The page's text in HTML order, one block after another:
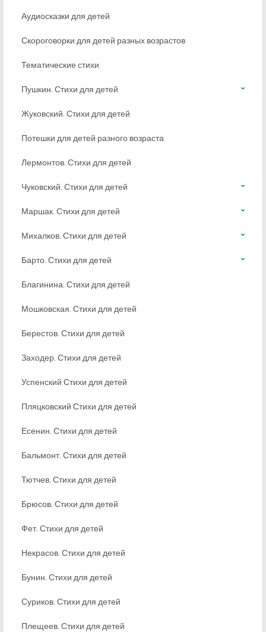
Аудиосказки для детей
Скороговорки для детей разных возрастов
Тематические стихи
Пушкин. Стихи для детей
Жуковский. Стихи для детей
Потешки для детей разного возраста
Лермонтов. Стихи для детей
Чуковский. Стихи для детей
Маршак. Стихи для детей
Михалков. Стихи для детей
Барто. Стихи для детей
Благинина. Стихи для детей
Мошковская. Стихи для детей
Берестов. Стихи для детей
Заходер. Стихи для детей
Успенский Стихи для детей
Пляцковский Стихи для детей
Есенин. Стихи для детей
Бальмонт. Стихи для детей
Тютчев. Стихи для детей
Брюсов. Стихи для детей
Фет. Стихи для детей
Некрасов. Стихи для детей
Бунин. Стихи для детей
Суриков. Стихи для детей
Плещеев. Стихи для детей